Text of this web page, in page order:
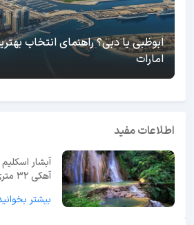
ابوظبی یا دبی؟ راهنمای انتخاب
امارات
اطلاعات مفید
آبشار
آهکی ۳۲ متری در لفور
بیشتر